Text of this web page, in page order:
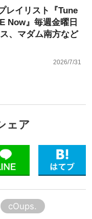
レイリスト『Tune
Now』毎週金曜日
、マダム南方など
2026/7/31
ェア
cOups.